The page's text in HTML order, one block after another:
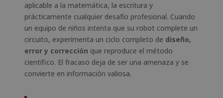
aplicable a la matemática, la escritura y
prácticamente cualquier desafío profesional. Cuando
un equipo de niños intenta que su robot complete un
circuito, experimenta un ciclo completo de diseño,
error y corrección que reproduce el método
científico. El fracaso deja de ser una amenaza y se
convierte en información valiosa.